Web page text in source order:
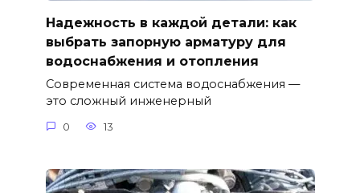
Надежность в каждой детали: как
выбрать запорную арматуру для
водоснабжения и отопления
Современная система водоснабжения —
это сложный инженерный
0 13